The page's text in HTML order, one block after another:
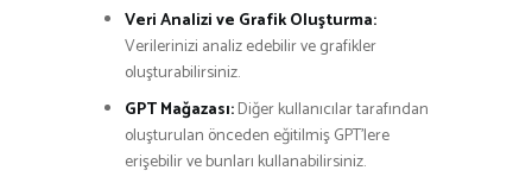
Veri Analizi ve Grafik Oluşturma:
Verilerinizi analiz edebilir ve grafikler
oluşturabilirsiniz.
GPT Mağazası:Diğer kullanıcılar tarafından
oluşturulan önceden eğitilmiş GPT’lere
erişebilir ve bunları kullanabilirsiniz.